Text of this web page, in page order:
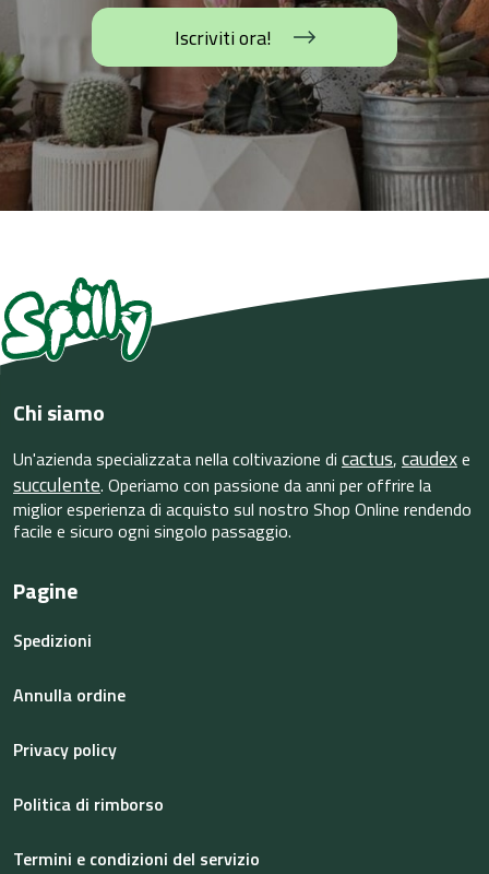
Iscriviti ora!
Chi siamo
Un'azienda specializzata nella coltivazione di cactus, caudexe
succulente. Operiamo con passione da anni per offrire la
miglior esperienza di acquisto sul nostro Shop Online rendendo
facile e sicuro ogni singolo passaggio.
Pagine
Spedizioni
Annulla ordine
Privacy policy
Politica di rimborso
Termini e condizioni del servizio